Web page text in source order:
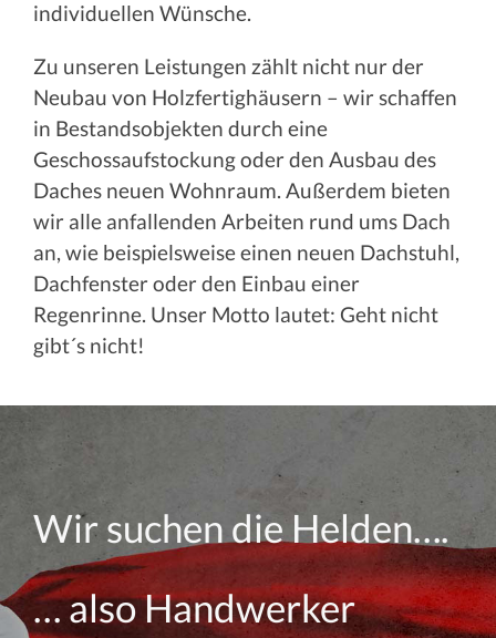
individuellen Wünsche.
Zu unseren Leistungen zählt nicht nur der
Neubau von Holzfertighäusern – wir schaffen
in Bestandsobjekten durch eine
Geschossaufstockung oder den Ausbau des
Daches neuen Wohnraum. Außerdem bieten
wir alle anfallenden Arbeiten rund ums Dach
an, wie beispielsweise einen neuen Dachstuhl,
Dachfenster oder den Einbau einer
Regenrinne. Unser Motto lautet: Geht nicht
gibt´s nicht!
Wir suchen die Helden….
… also Handwerker